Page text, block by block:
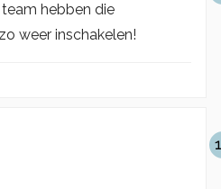
hebben die
weer inschakelen!